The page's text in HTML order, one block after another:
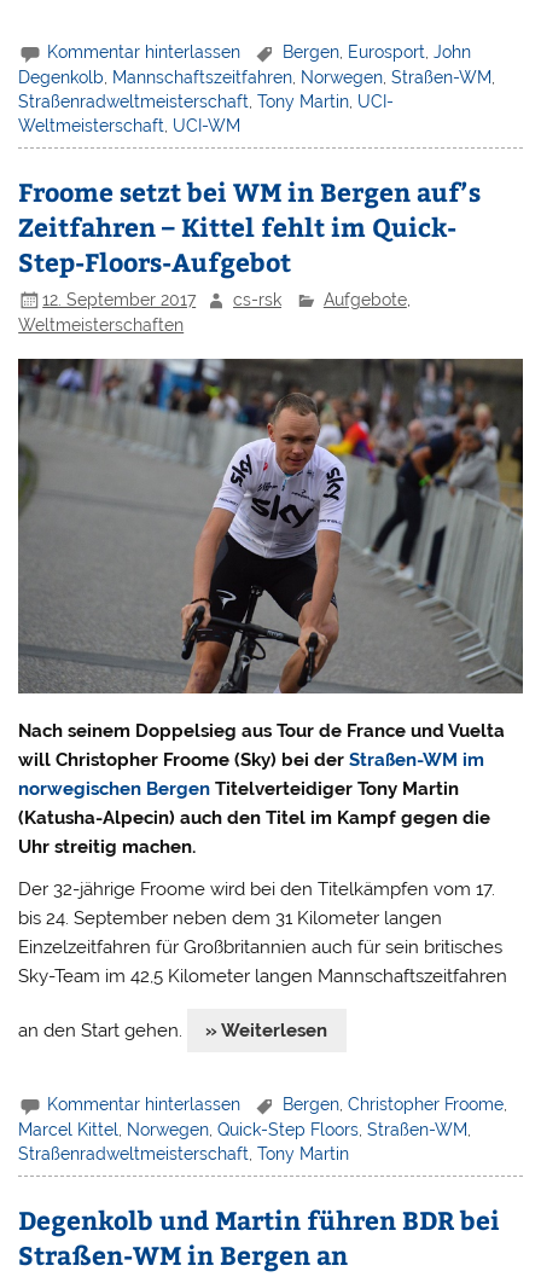
Kommentar hinterlassen Bergen Eurosport ,John
Degenkolb
Mannschaftszeitfahren Norwegen ,Straßen-WM
Straßenradweltmeisterschaft ,Tony Martin UCI-
Weltmeisterschaft UCI-WM
Froome setzt bei WM in Bergen auf’s
Zeitfahren – Kittel fehlt im Quick-
Step-Floors-Aufgebot
12. September 2017 cs-rsk Aufgebote,
Weltmeisterschaften
Nach seinem Doppelsieg aus Tour de France und Vuelta
will Christopher Froome (Sky) bei derStraßen-WM im
norwegischen Bergen Titelverteidiger Tony Martin
(Katusha-Alpecin) auch den Titel im Kampf gegen die
Uhr streitig machen.
Der 32-jährige Froome wird bei den Titelkämpfen vom 17.
bis 24. September neben dem 31 Kilometer langen
Einzelzeitfahren für Großbritannien auch für sein britisches
Sky-Team im 42,5 Kilometer langen Mannschaftszeitfahren
an den Start gehen. » Weiterlesen
Kommentar hinterlassen Bergen ,Christopher Froome
Marcel Kittel, Norwegen,Quick-Step Floors,Straßen-WM,
Straßenradweltmeisterschaft,Tony Martin
Degenkolb und Martin führen BDR bei
Straßen-WM in Bergen an